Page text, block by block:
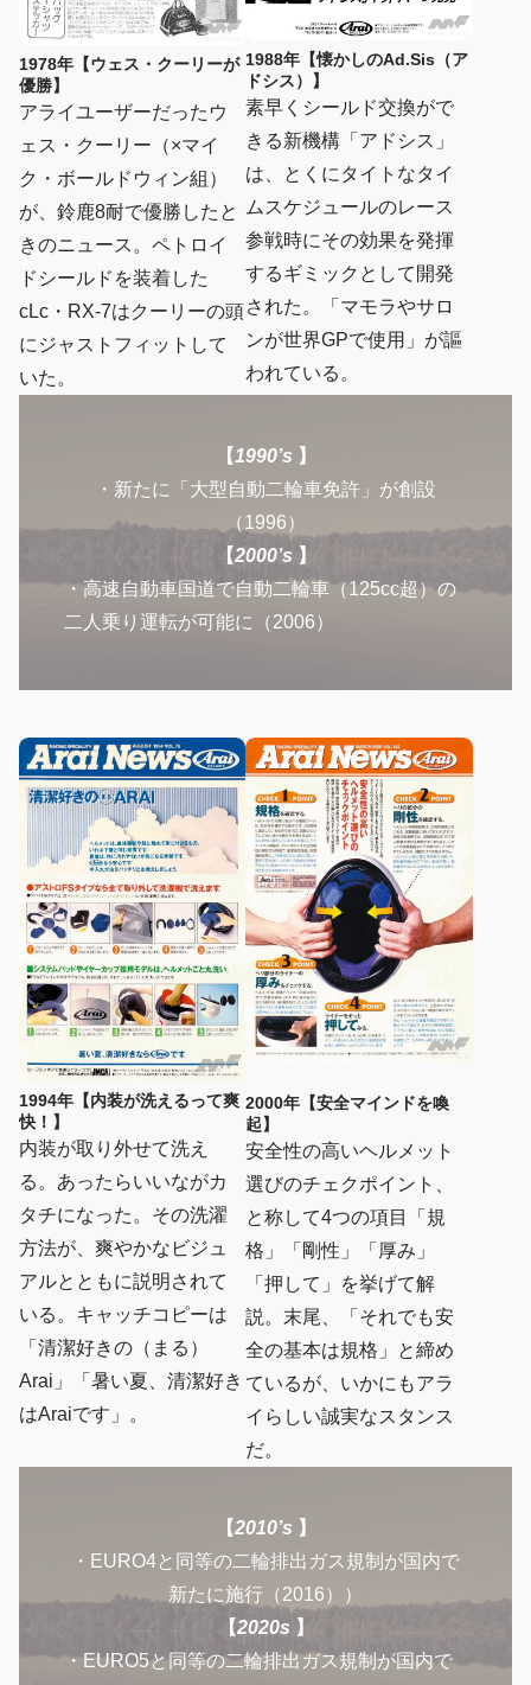
1978年【ウェス・クーリーが
優勝】
アライユーザーだったウ
ェス・クーリー（×マイ
ク・ボールドウィン組）
が、鈴鹿8耐で優勝したと
きのニュース。ペトロイ
ドシールドを装着した
cLc・RX-7はクーリーの頭
にジャストフィットして
いた。
1988年【懐かしのAd.Sis（ア
ドシス）】
素早くシールド交換がで
きる新機構「アドシス」
は、とくにタイトなタイ
ムスケジュールのレース
参戦時にその効果を発揮
するギミックとして開発
された。「マモラやサロ
ンが世界GPで使用」が謳
われている。
【1990’s 】
・新たに「大型自動二輪車免許」が創設
（1996）
【2000’s 】
・高速自動車国道で自動二輪車（125cc超）の
二人乗り運転が可能に（2006）
1994年【内装が洗えるって爽
快！】
内装が取り外せて洗え
る。あったらいいながカ
タチになった。その洗濯
方法が、爽やかなビジュ
アルとともに説明されて
いる。キャッチコピーは
「清潔好きの（まる）
Arai」「暑い夏、清潔好き
はAraiです」。
2000年【安全マインドを喚
起】
安全性の高いヘルメット
選びのチェクポイント、
と称して4つの項目「規
格」「剛性」「厚み」
「押して」を挙げて解
説。末尾、「それでも安
全の基本は規格」と締め
ているが、いかにもアラ
イらしい誠実なスタンス
だ。
【2010’s 】
・EURO4と同等の二輪排出ガス規制が国内で
新たに施行（2016））
【2020s 】
・EURO5と同等の二輪排出ガス規制が国内で